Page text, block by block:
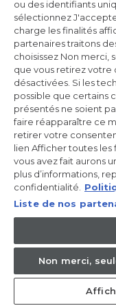
Incrivez-vous
Inscrivez-
CANDY HOOVER
Via Comolli, 57 - 20861
ADMINISTRATIFS : Via
Brugherio (MB) et Via
Italie - Tél. :
35 000 000,00 € iv -
registre du commerce
Autorisation IT AEOF
gestion et de
FR / Français
ou des identifiants
sélectionnez
charge les finalités
partenaires traitons
choisissez Non merci,
que vous retirez votre
désactivées. Si les
possible que certains
présentés ne soient
faire réapparaître ce
retirer votre
lien Afficher toutes les
vous avez fait aurons
plus d’informations,
confidentialité.
Liste de nos
Non merci,